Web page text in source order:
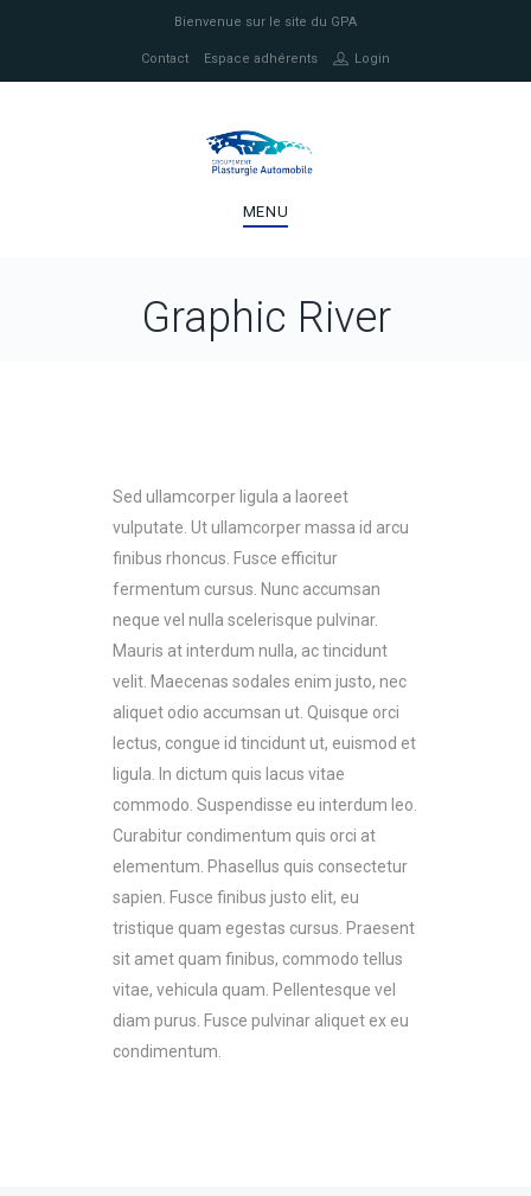
Bienvenue sur le site du GPA
Contact Espace adhérents Login
MENU
Graphic River
Sed ullamcorper ligula a laoreet
vulputate. Ut ullamcorper massa id arcu
finibus rhoncus. Fusce efficitur
fermentum cursus. Nunc accumsan
neque vel nulla scelerisque pulvinar.
Mauris at interdum nulla, ac tincidunt
velit. Maecenas sodales enim justo, nec
aliquet odio accumsan ut. Quisque orci
lectus, congue id tincidunt ut, euismod et
ligula. In dictum quis lacus vitae
commodo. Suspendisse eu interdum leo.
Curabitur condimentum quis orci at
elementum. Phasellus quis consectetur
sapien. Fusce finibus justo elit, eu
tristique quam egestas cursus. Praesent
sit amet quam finibus, commodo tellus
vitae, vehicula quam. Pellentesque vel
diam purus. Fusce pulvinar aliquet ex eu
condimentum.